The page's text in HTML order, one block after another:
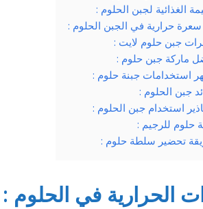
الغذائية لجبن الحلوم :
حرارية في الجبن الحلوم :
جبن حلوم لايت :
ماركة جبن حلوم :
استخدامات جبنة حلوم :
جبن الحلوم :
استخدام جبن الحلوم :
حلوم للرجيم :
تحضير سلطة حلوم :
الحرارية في الحلوم :